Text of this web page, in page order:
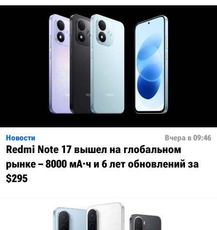
Новости Вчера в 09:46
Redmi Note 17 вышел на глобальном
рынке – 8000 мА·ч и 6 лет обновлений за
$295